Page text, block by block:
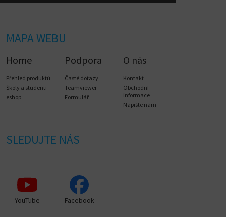
MAPA WEBU
Home
Přehled produktů
Školy a studenti
eshop
Podpora
Časté dotazy
Teamviewer
Formulář
O nás
Kontakt
Obchodní
informace
Napište nám
SLEDUJTE NÁS
YouTube Facebook